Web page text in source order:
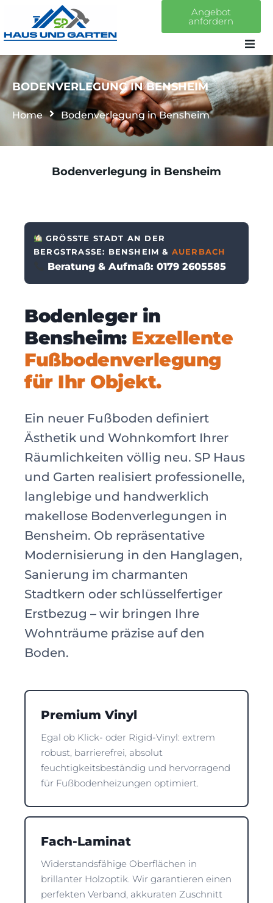
Angebot
anfordern
Über uns
Leistungen
Kontakt
BODENVERLEGUNG IN BENSHEIM
Home Bodenverlegung in Bensheim
Bodenverlegung in Bensheim
GRÖSSTE STADT AN DER B
ERGSTRASSE: BENSHEIM &
AUERBACH
Beratung & Aufmaß: 0179 2605585
Bodenleger in
Bensheim: Exzellente
Fußbodenverlegung
für Ihr Objekt.
Ein neuer Fußboden definiert
Ästhetik und Wohnkomfort Ihrer
Räumlichkeiten völlig neu. SP Haus
und Garten realisiert professionelle,
langlebige und handwerklich
makellose Bodenverlegungen in
Bensheim. Ob repräsentative
Modernisierung in den Hanglagen,
Sanierung im charmanten
Stadtkern oder schlüsselfertiger
Erstbezug – wir bringen Ihre
Wohnträume präzise auf den
Boden.
Premium Vinyl
Egal ob Klick- oder Rigid-Vinyl: extrem
robust, barrierefrei, absolut
feuchtigkeitsbeständig und hervorragend
für Fußbodenheizungen optimiert.
Fach-Laminat
Widerstandsfähige Oberflächen in
brillanter Holzoptik. Wir garantieren einen
perfekten Verband, akkuraten Zuschnitt